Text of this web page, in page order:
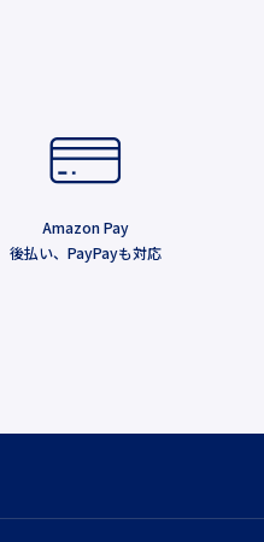
Amazon Pay
後払い、PayPayも対応